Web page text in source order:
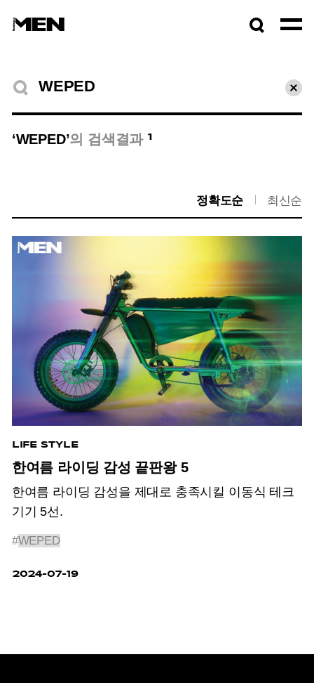
검색결과
초기
‘WEPED’의 검색결과 1
정확도순 최신순
LIFE STYLE
한여름 라이딩 감성 끝판왕 5
한여름 라이딩 감성을 제대로 충족시킬 이동식 테크
기기 5선.
#WEPED
2024-07-19